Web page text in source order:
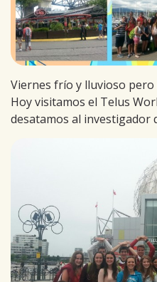
Viernes frío y lluvioso
Hoy visitamos el Telus
desatamos al investigador